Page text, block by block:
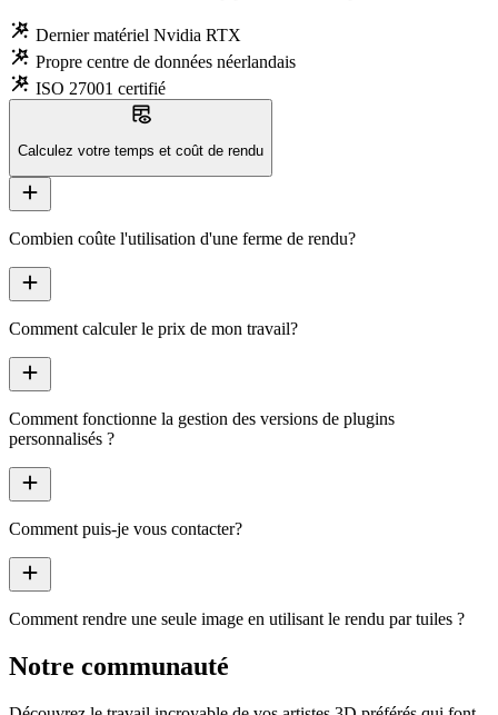
wand_stars Dernier matériel Nvidia RTX
wand_stars Propre centre de données néerlandais
wand_stars ISO 27001 certifié
table_eye
Calculez votre temps et coût de rendu
add
Combien coûte l'utilisation d'une ferme de rendu?
add
Comment calculer le prix de mon travail?
add
Comment fonctionne la gestion des versions de plugins
personnalisés ?
add
Comment puis-je vous contacter?
add
Comment rendre une seule image en utilisant le rendu par tuiles ?
Notre communauté